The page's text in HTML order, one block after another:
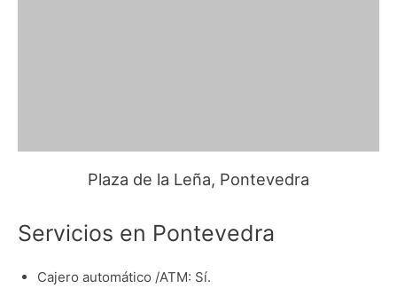
Plaza de la Leña, Pontevedra
Servicios en Pontevedra
Cajero automático /ATM: Sí.